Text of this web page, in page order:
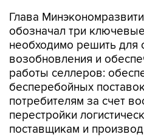
Глава
обозначал три
необходимо решить для
возобновления и
работы селлеров:
бесперебойных
потребителям за счет
перестройки
поставщикам и